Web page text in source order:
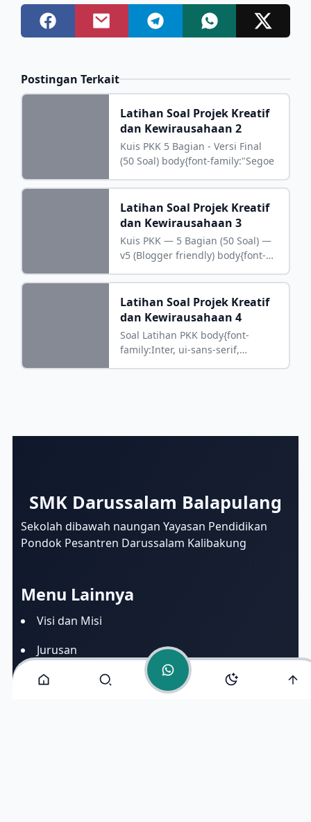
Balapulang
Online
Postingan Terkait
Latihan Soal Projek Kreatif
dan Kewirausahaan 2
Kuis PKK 5 Bagian - Versi Final
(50 Soal) body{font-family:"Segoe
Latihan Soal Projek Kreatif
dan Kewirausahaan 3
Kuis PKK — 5 Bagian (50 Soal) —
v5 (Blogger friendly) body{font-
Latihan Soal Projek Kreatif
dan Kewirausahaan 4
Soal Latihan PKK body{font-
family:Inter, ui-sans-serif,
SMK Darussalam Balapulang
Sekolah dibawah naungan Yayasan Pendidikan
Pondok Pesantren Darussalam Kalibakung
Menu Lainnya
Visi dan Misi
Jurusan
Ekstrakurikuler